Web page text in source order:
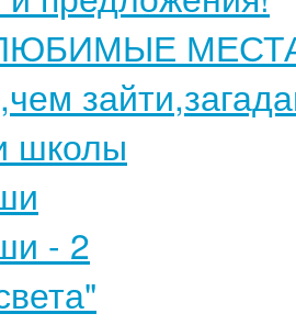
школы
- 2